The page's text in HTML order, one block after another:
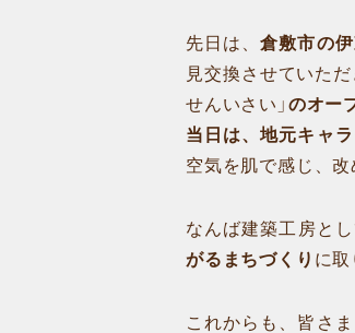
先日は、倉敷市の
見交換させていた
せんいさい」 のオー
当日は、地元キャ
空気を肌で感じ、改
なんば建築工房と
がるまちづくり に取
これからも、皆さ